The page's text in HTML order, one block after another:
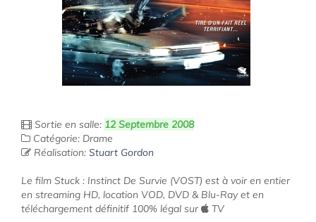
Sortie en salle: 12 Septembre 2008
Catégorie: Drame
Réalisation: Stuart Gordon
Le film Stuck : Instinct De Survie (VOST) est à voir en entier
en streaming HD, location VOD, DVD & Blu-Ray et en
téléchargement définitif 100% légal sur
TV